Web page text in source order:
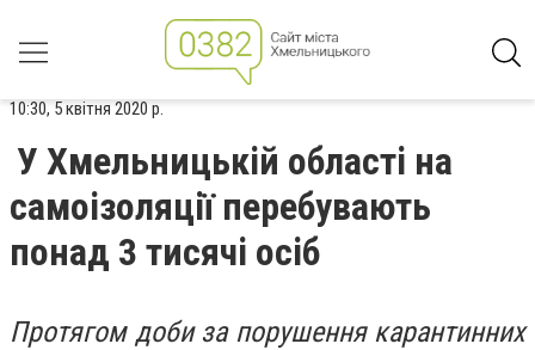
10:30, 5 квітня 2020 р.
У Хмельницькій області на
самоізоляції перебувають
понад 3 тисячі осіб
Протягом доби за порушення карантинних